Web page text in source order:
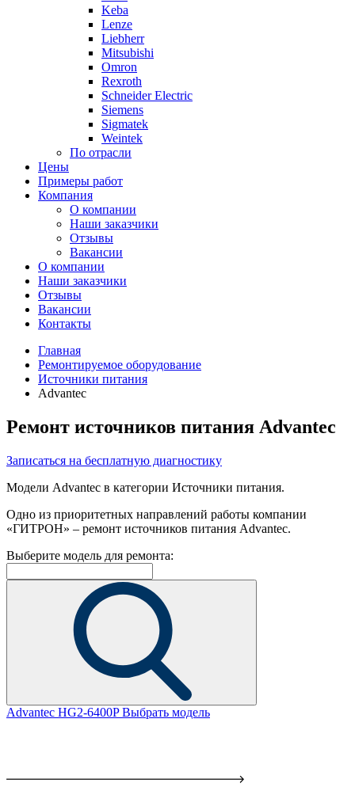
Keba
Lenze
Liebherr
Mitsubishi
Omron
Rexroth
Schneider Electric
Siemens
Sigmatek
Weintek
По отрасли
Цены
Примеры работ
Компания
О компании
Наши заказчики
Отзывы
Вакансии
О компании
Наши заказчики
Отзывы
Вакансии
Контакты
Главная
Ремонтируемое оборудование
Источники питания
Advantec
Ремонт источников питания Advantec
Записаться на бесплатную диагностику
Модели Advantec в категории Источники питания.
Одно из приоритетных направлений работы компании
«ГИТРОН» – ремонт источников питания Advantec.
Выберите модель для ремонта:
Advantec HG2-6400P Выбрать модель